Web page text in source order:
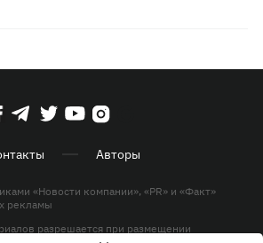
Авторы
«Новости компании», «PR» и «Факт»
рекламы
разрешается при размещении